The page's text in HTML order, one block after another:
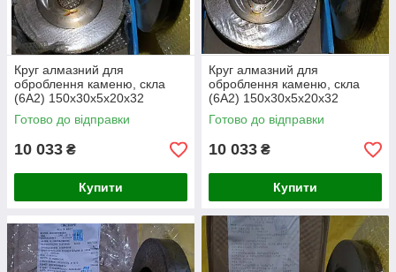
Круг алмазний для
оброблення каменю, скла
(6А2) 150х30х5х20х32
250/200
Готово до відправки
10 033 ₴
Купити
Круг алмазний для
оброблення каменю, скла
(6А2) 150х30х5х20х32
315/250
Готово до відправки
10 033 ₴
Купити